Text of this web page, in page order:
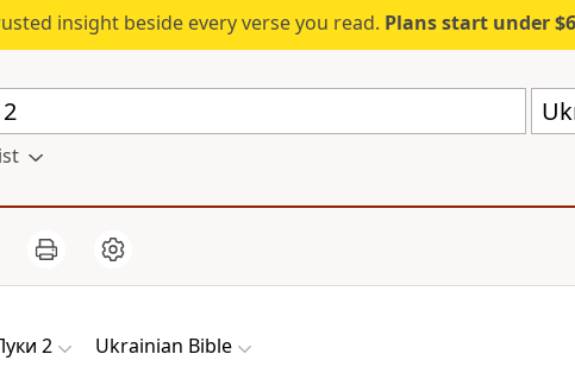
insight beside every verse you read. Plans start under
2 Ukrainian Bible